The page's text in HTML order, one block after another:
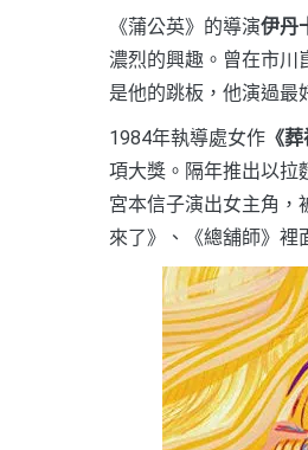
《蒲公英》的導演伊丹
濃烈的興趣。曾在市川
是他的跳板，他演過最
1984年執導處女作 《葬
項大獎。隔年推出以拉
宮本信子演出女主角，
來了》、《總舖師》裡